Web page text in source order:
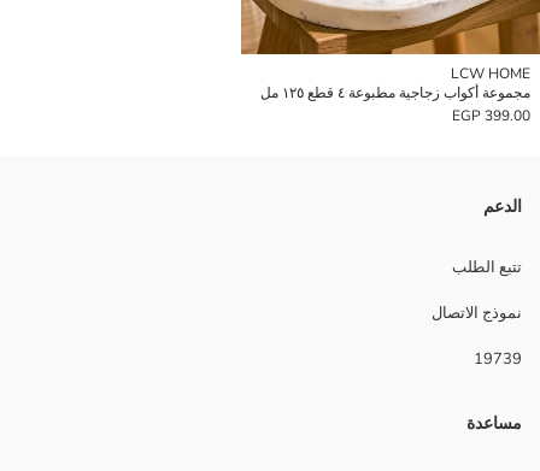
LCW HOME
مجموعة أكواب زجاجية مطبوعة ٤ قطع ١٢٥ مل
399.00 EGP
الدعم
تتبع الطلب
نموذج الاتصال
19739
مساعدة